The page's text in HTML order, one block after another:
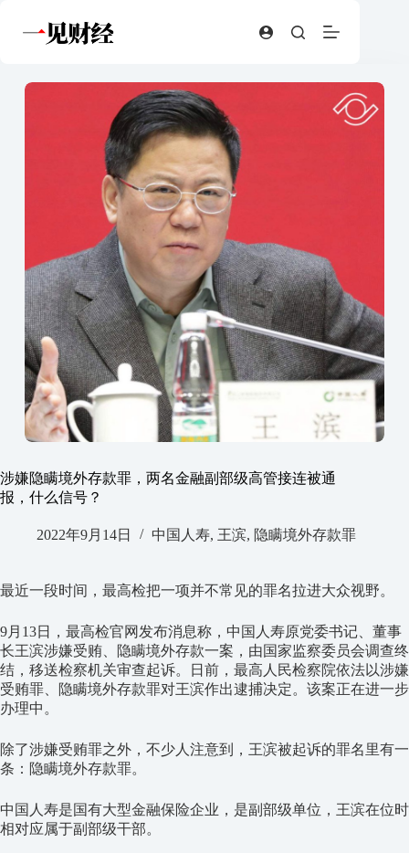
涉嫌隐瞒境外存款罪，两名金融副部级高管接连被通
报，什么信号？
2022年9月14日 中国人寿, 王滨, 隐瞒境外存款罪
最近一段时间，最高检把一项并不常见的罪名拉进大众视野。
9月13日，最高检官网发布消息称，中国人寿原党委书记、董事
长王滨涉嫌受贿、隐瞒境外存款一案，由国家监察委员会调查终
结，移送检察机关审查起诉。日前，最高人民检察院依法以涉嫌
受贿罪、隐瞒境外存款罪对王滨作出逮捕决定。该案正在进一步
办理中。
除了涉嫌受贿罪之外，不少人注意到，王滨被起诉的罪名里有一
条：隐瞒境外存款罪。
中国人寿是国有大型金融保险企业，是副部级单位，王滨在位时
相对应属于副部级干部。